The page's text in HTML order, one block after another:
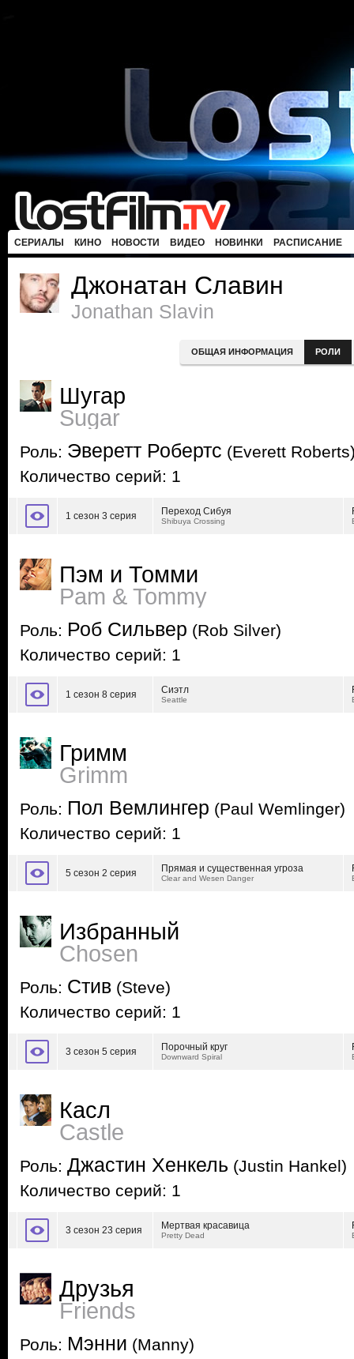
СЕРИАЛЫ КИНО НОВОСТИ ВИДЕО НОВИНКИ РАСПИСАНИЕ
Джонатан Славин
Jonathan Slavin
ОБЩАЯ ИНФОРМАЦИЯ РОЛИ
Шугар
Sugar
Роль: Эверетт Робертс (Everett
Количество серий: 1
1 сезон 3 серия Переход Сибуя
Shibuya Crossing
Пэм и Томми
Pam & Tommy
Роль: Роб Сильвер (Rob Silver)
Количество серий: 1
1 сезон 8 серия Сиэтл
Seattle
Гримм
Grimm
Роль: Пол Вемлингер (Paul Wemlinger)
Количество серий: 1
5 сезон 2 серия Прямая и существенная угроза
Clear and Wesen Danger
Избранный
Chosen
Роль: Стив (Steve)
Количество серий: 1
3 сезон 5 серия Порочный круг
Downward Spiral
Касл
Castle
Роль: Джастин Хенкель (Justin Hankel)
Количество серий: 1
3 сезон 23 серия Мертвая красавица
Pretty Dead
Друзья
Friends
Роль: Мэнни (Manny)